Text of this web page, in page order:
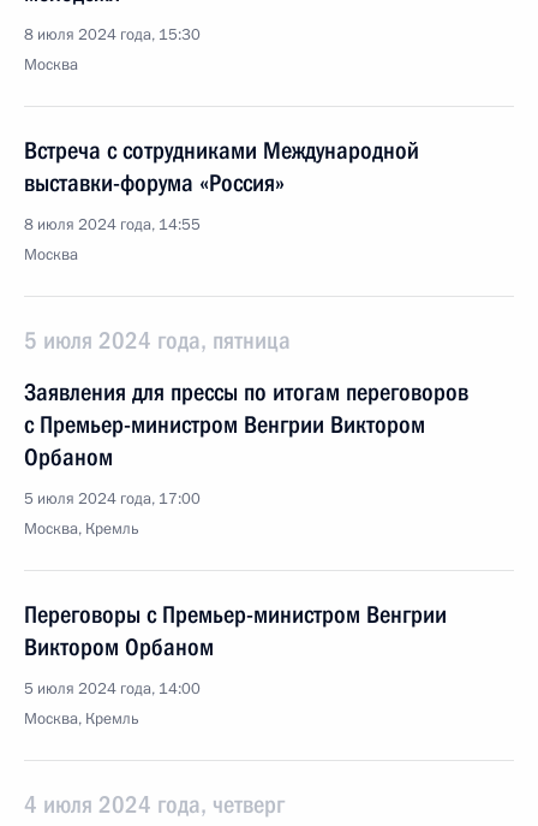
8 июля 2024 года, 15:30
Москва
Встреча с сотрудниками Международной
выставки-форума «Россия»
8 июля 2024 года, 14:55
Москва
5 июля 2024 года, пятница
Заявления для прессы по итогам переговоров
с Премьер-министром Венгрии Виктором
Орбаном
5 июля 2024 года, 17:00
Москва, Кремль
Переговоры с Премьер-министром Венгрии
Виктором Орбаном
5 июля 2024 года, 14:00
Москва, Кремль
4 июля 2024 года, четверг